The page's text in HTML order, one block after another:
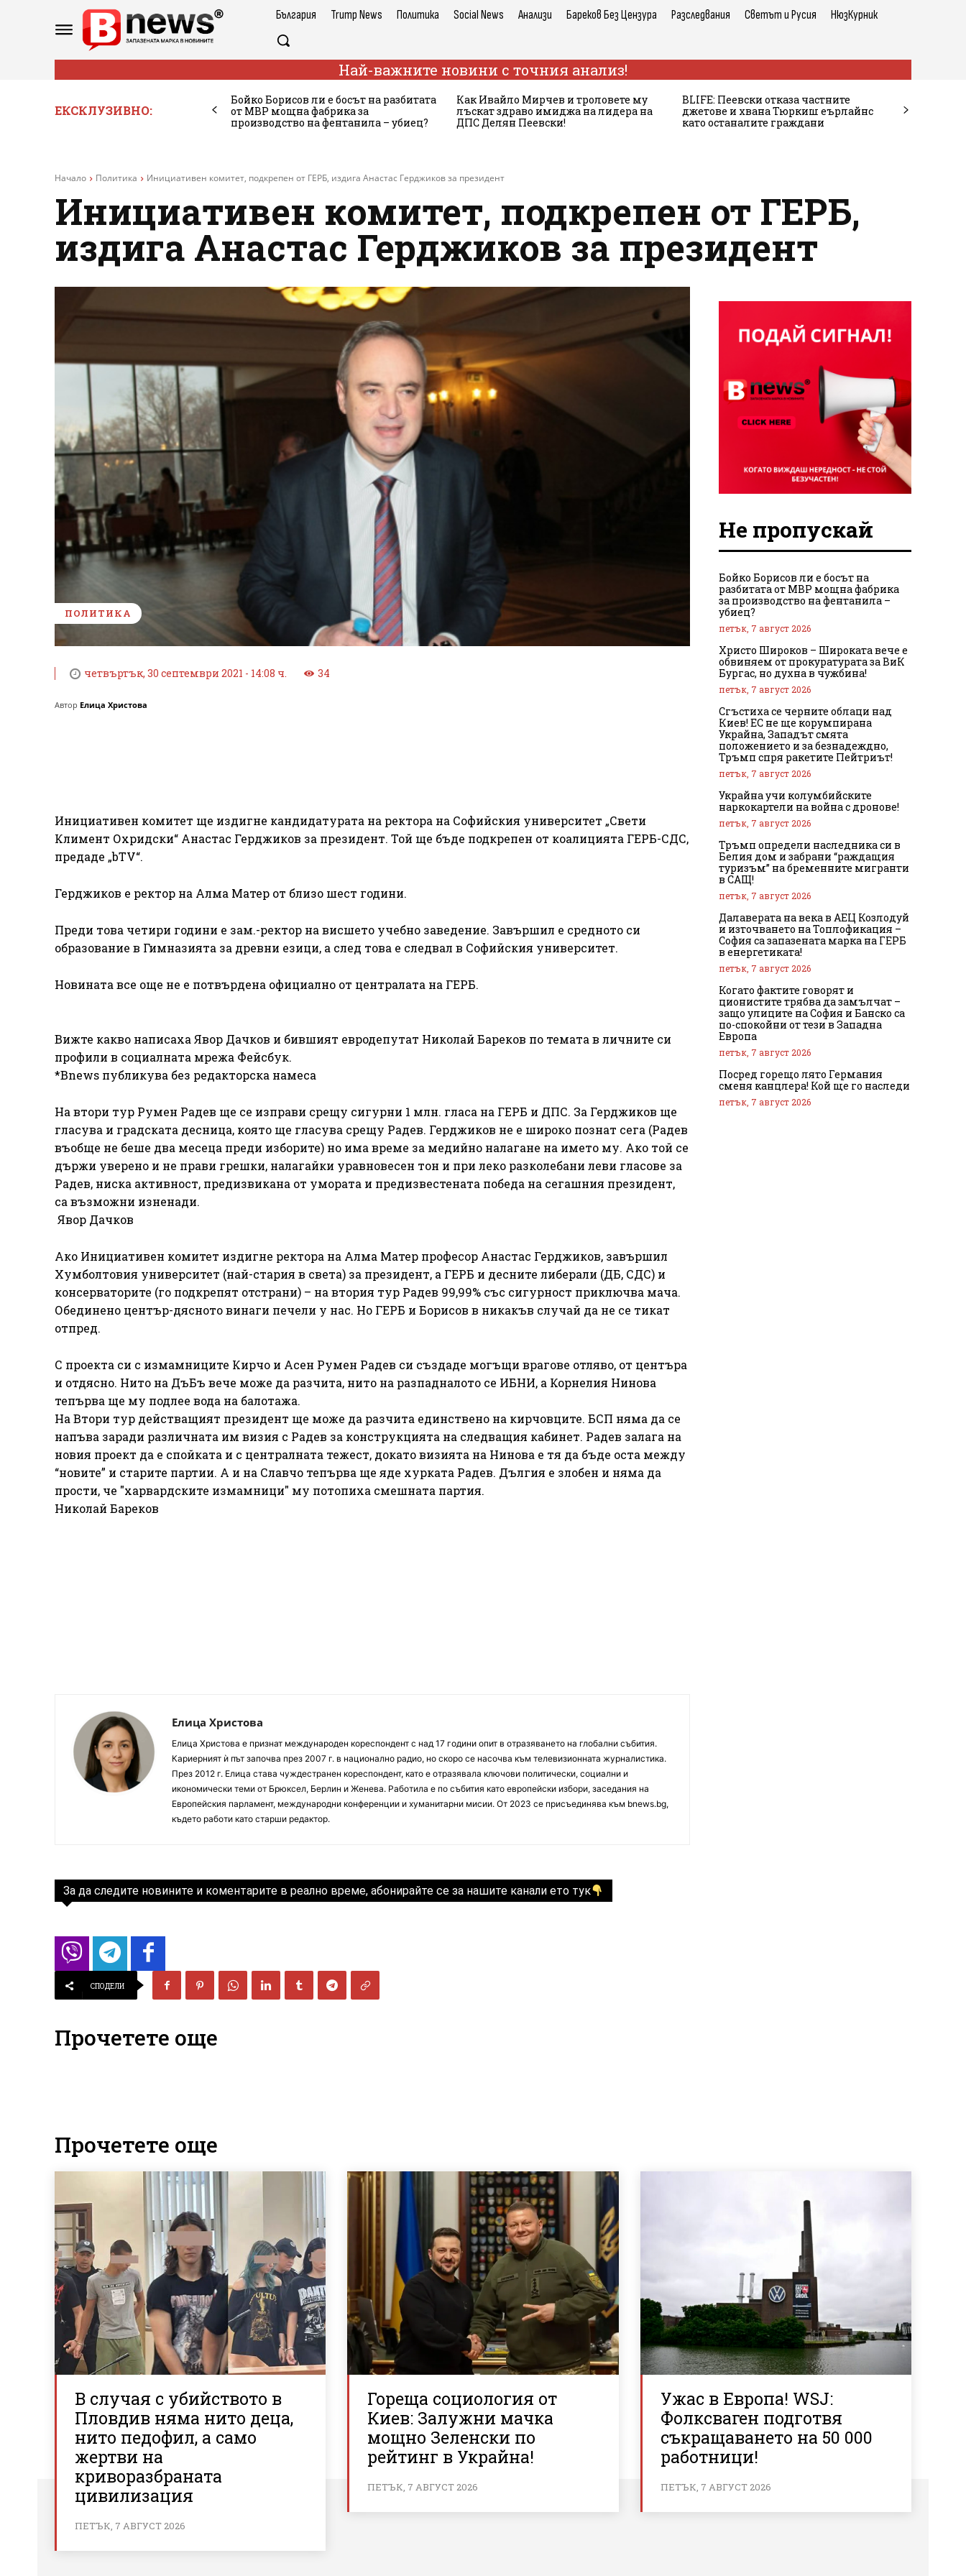
България Trump News Политика Social News Анализи Бареков Без Цензура Разследвания Светът и Русия НюзКурник
Най-важните новини с точния анализ!
ЕКСКЛУЗИВНО:
Бойко Борисов ли е босът на разбитата
от МВР мощна фабрика за
производство на фентанила – убиец?
Как Ивайло Мирчев и троловете му
лъскат здраво имиджа на лидера на
ДПС Делян Пеевски!
BLIFE: Пеевски отказа частните
джетове и хвана Тюркиш еърлайнс
като останалите граждани
Начало Политика Инициативен комитет, подкрепен от ГЕРБ, издига Анастас Герджиков за президент
Инициативен комитет, подкрепен от ГЕРБ,
издига Анастас Герджиков за президент
ПОЛИТИКА
четвъртък, 30 септември 2021 - 14:08 ч. 34
Автор Елица Христова
Инициативен комитет ще издигне кандидатурата на ректора на Софийския университет „Свети
Климент Охридски“ Анастас Герджиков за президент. Той ще бъде подкрепен от коалицията ГЕРБ-СДС,
предаде „bTV“.
Герджиков е ректор на Алма Матер от близо шест години.
Преди това четири години е зам.-ректор на висшето учебно заведение. Завършил е средното си
образование в Гимназията за древни езици, а след това е следвал в Софийския университет.
Новината все още не е потвърдена официално от централата на ГЕРБ.
Вижте какво написаха Явор Дачков и бившият евродепутат Николай Бареков по темата в личните си
профили в социалната мрежа Фейсбук.
*Bnews публикува без редакторска намеса
На втори тур Румен Радев ще се изправи срещу сигурни 1 млн. гласа на ГЕРБ и ДПС. За Герджиков ще
гласува и градската десница, която ще гласува срещу Радев. Герджиков не е широко познат сега (Радев
въобще не беше два месеца преди изборите) но има време за медийно налагане на името му. Ако той се
държи уверено и не прави грешки, налагайки уравновесен тон и при леко разколебани леви гласове за
Радев, ниска активност, предизвикана от умората и предизвестената победа на сегашния президент,
са възможни изненади.
Явор Дачков
Ако Инициативен комитет издигне ректора на Алма Матер професор Анастас Герджиков, завършил
Хумболтовия университет (най-стария в света) за президент, а ГЕРБ и десните либерали (ДБ, СДС) и
консерваторите (го подкрепят отстрани) – на втория тур Радев 99,99% със сигурност приключва мача.
Обединено център-дясното винаги печели у нас. Но ГЕРБ и Борисов в никакъв случай да не се тикат
отпред.
С проекта си с измамниците Кирчо и Асен Румен Радев си създаде могъщи врагове отляво, от центъра
и отдясно. Нито на ДъБъ вече може да разчита, нито на разпадналото се ИБНИ, а Корнелия Нинова
тепърва ще му подлее вода на балотажа.
На Втори тур действащият президент ще може да разчита единствено на кирчовците. БСП няма да се
напъва заради различната им визия с Радев за конструкцията на следващия кабинет. Радев залага на
новия проект да е спойката и с централната тежест, докато визията на Нинова е тя да бъде оста между
“новите” и старите партии. А и на Славчо тепърва ще яде хурката Радев. Дългия е злобен и няма да
прости, че "харвардските измамници" му потопиха смешната партия.
Николай Бареков
Елица Христова
Елица Христова е признат международен кореспондент с над 17 години опит в отразяването на глобални събития.
Кариерният ѝ път започва през 2007 г. в национално радио, но скоро се насочва към телевизионната журналистика.
През 2012 г. Елица става чуждестранен кореспондент, като е отразявала ключови политически, социални и
икономически теми от Брюксел, Берлин и Женева. Работила е по събития като европейски избори, заседания на
Европейския парламент, международни конференции и хуманитарни мисии. От 2023 се присъединява към bnews.bg,
където работи като старши редактор.
За да следите новините и коментарите в реално време, абонирайте се за нашите канали ето тук
СПОДЕЛИ
Прочетете още
Не пропускай
Бойко Борисов ли е босът на
разбитата от МВР мощна фабрика
за производство на фентанила –
убиец?
петък, 7 август 2026
Христо Широков – Широката вече е
обвиняем от прокуратурата за ВиК
Бургас, но духна в чужбина!
петък, 7 август 2026
Сгъстиха се черните облаци над
Киев! ЕС не ще корумпирана
Украйна, Западът смята
положението и за безнадеждно,
Тръмп спря ракетите Пейтриът!
петък, 7 август 2026
Украйна учи колумбийските
наркокартели на война с дронове!
петък, 7 август 2026
Тръмп определи наследника си в
Белия дом и забрани “раждащия
туризъм” на бременните мигранти
в САЩ!
петък, 7 август 2026
Далаверата на века в АЕЦ Козлодуй
и източването на Топлофикация –
София са запазената марка на ГЕРБ
в енергетиката!
петък, 7 август 2026
Когато фактите говорят и
ционистите трябва да замълчат –
защо улиците на София и Банско са
по-спокойни от тези в Западна
Европа
петък, 7 август 2026
Посред горещо лято Германия
сменя канцлера! Кой ще го наследи
петък, 7 август 2026
Прочетете още
В случая с убийството в
Пловдив няма нито деца,
нито педофил, а само
жертви на
криворазбраната
цивилизация
ПЕТЪК, 7 АВГУСТ 2026
Гореща социология от
Киев: Залужни мачка
мощно Зеленски по
рейтинг в Украйна!
ПЕТЪК, 7 АВГУСТ 2026
Ужас в Европа! WSJ:
Фолксваген подготвя
съкращаването на 50 000
работници!
ПЕТЪК, 7 АВГУСТ 2026